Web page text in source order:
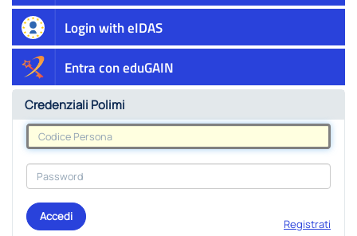
Login with eIDAS
Entra con eduGAIN
Credenziali Polimi
Accedi
Registrati